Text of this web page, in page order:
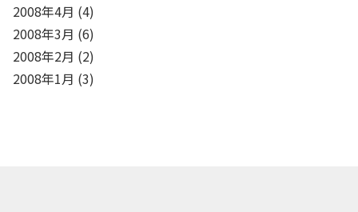
2008年4月 (4)
2008年3月 (6)
2008年2月 (2)
2008年1月 (3)